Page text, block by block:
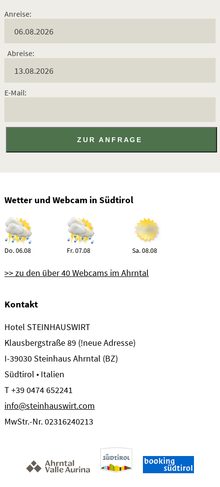
Anreise:
Abreise:
E-Mail:
Wetter und Webcam in Südtirol
Do. 06.08 Fr. 07.08 Sa. 08.08
>> zu den über 40 Webcams im Ahrntal
Kontakt
Hotel STEINHAUSWIRT
Klausbergstraße 89 (!neue Adresse)
I-39030 Steinhaus Ahrntal (BZ)
Südtirol • Italien
T +39 0474 652241
info@steinhauswirt.com
MwStr.-Nr. 02316240213